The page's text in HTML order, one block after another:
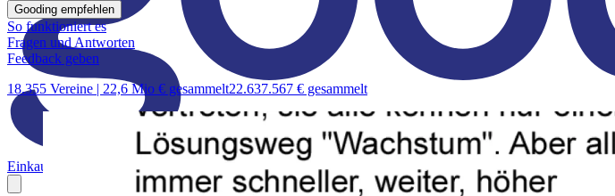
Einkaufen & Gutes tunGeld spenden Tierfutter spenden Vereine Euer Beitrag
Gooding empfehlen
So funktioniert es
Fragen und Antworten
Feedback geben
18.355 Vereine | 22,6 Mio € gesammelt22.637.567 € gesammelt